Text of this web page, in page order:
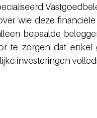
wie deze
bepaalde
te zorgen dat enkel
investeringen